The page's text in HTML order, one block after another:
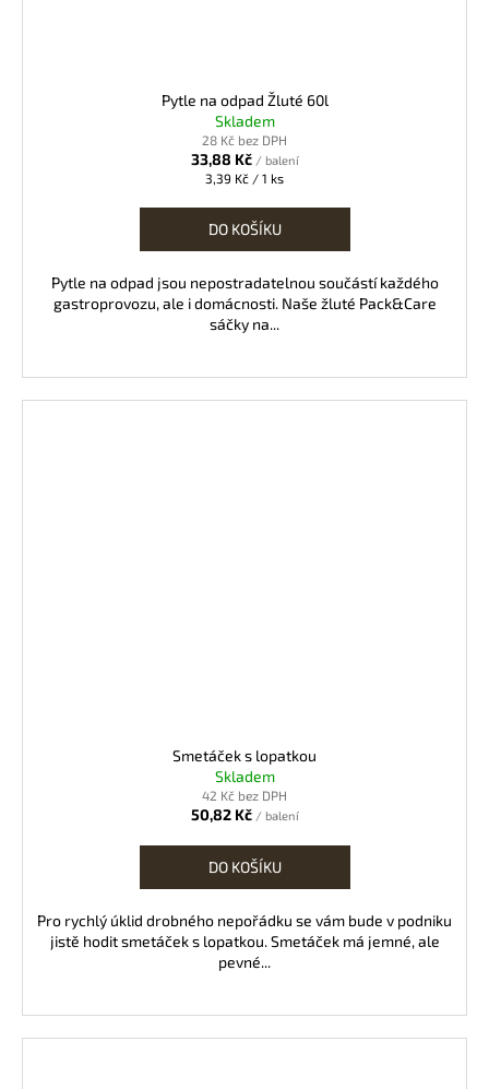
Pytle na odpad Žluté 60l
Skladem
28 Kč bez DPH
33,88 Kč / balení
Měrná
3,39 Kč / 1 ks
DO KOŠÍKU
Pytle na odpad jsou nepostradatelnou součástí každého
gastroprovozu, ale i domácnosti. Naše žluté Pack&Care
sáčky na...
Smetáček s lopatkou
Skladem
42 Kč bez DPH
50,82 Kč / balení
DO KOŠÍKU
Pro rychlý úklid drobného nepořádku se vám bude v podniku
jistě hodit smetáček s lopatkou. Smetáček má jemné, ale
pevné...